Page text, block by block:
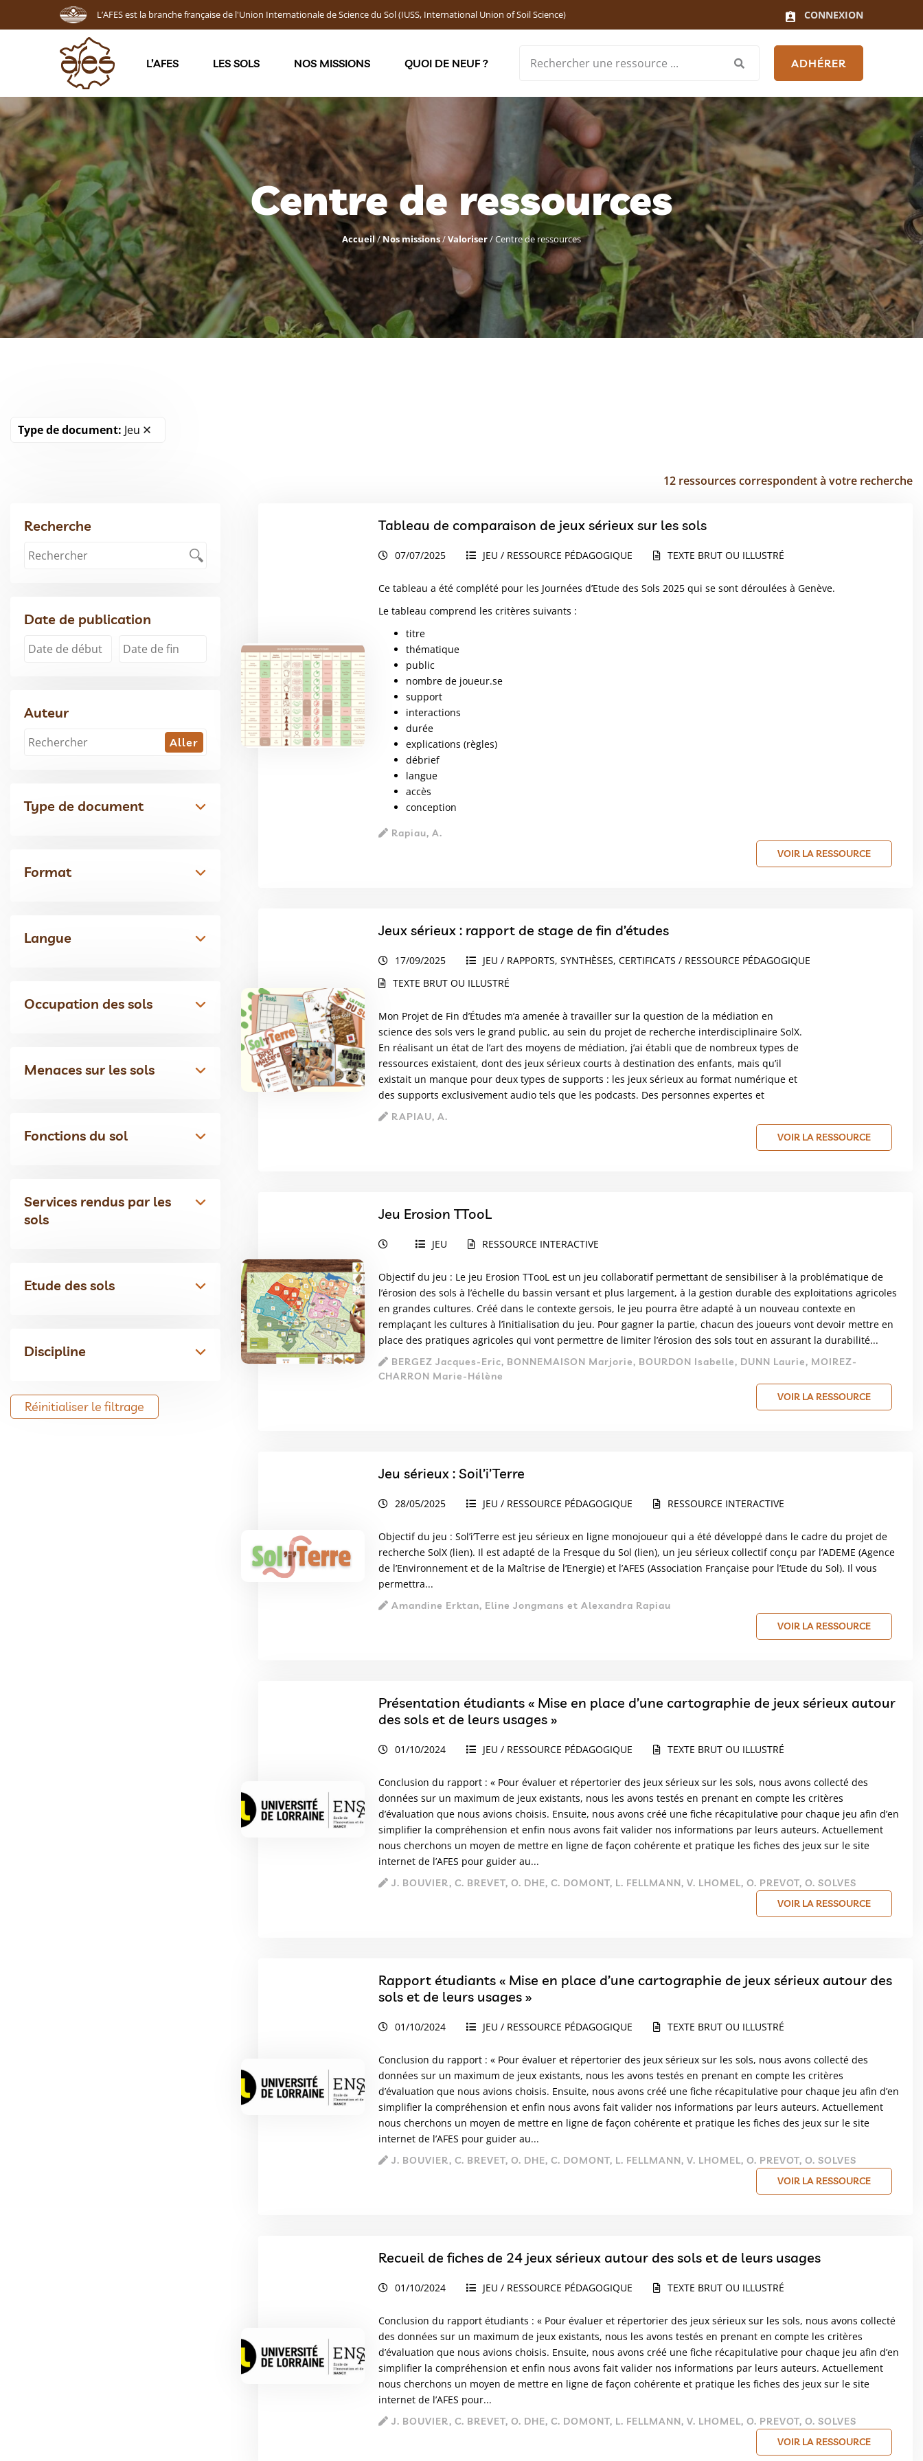
L’AFES est la branche française de l'Union Internationale de Science du Sol (IUSS, International Union of Soil Science) CONNEXION
L’AFES LES SOLS NOS MISSIONS QUOI DE NEUF ? ADHÉRER
Centre de ressources
Accueil/Nos missions/Valoriser/Centre de ressources
Type de document: Jeu
12 ressources correspondent à votre recherche
Recherche
Date de publication
Auteur
Type de document
Format
Langue
Occupation des sols
Menaces sur les sols
Fonctions du sol
Services rendus par les
sols
Etude des sols
Discipline
Réinitialiser le filtrage
Tableau de comparaison de jeux sérieux sur les sols
07/07/2025 JEU / RESSOURCE PÉDAGOGIQUE TEXTE BRUT OU ILLUSTRÉ
Ce tableau a été complété pour les Journées d’Etude des Sols 2025 qui se sont déroulées à Genève.
Le tableau comprend les critères suivants :
titre
thématique
public
nombre de joueur.se
support
interactions
durée
explications (règles)
débrief
langue
accès
conception
Rapiau, A.
VOIR LA RESSOURCE
Jeux sérieux : rapport de stage de fin d’études
17/09/2025
JEU / RAPPORTS, SYNTHÈSES, CERTIFICATS / RESSOURCE PÉDAGOGIQUE
TEXTE BRUT OU ILLUSTRÉ
Mon Projet de Fin d’Études m’a amenée à travailler sur la question de la médiation en
science des sols vers le grand public, au sein du projet de recherche interdisciplinaire SolX.
En réalisant un état de l’art des moyens de médiation, j’ai établi que de nombreux types de
ressources existaient, dont des jeux sérieux courts à destination des enfants, mais qu’il
existait un manque pour deux types de supports : les jeux sérieux au format numérique et
des supports exclusivement audio tels que les podcasts. Des personnes expertes et
RAPIAU, A.
VOIR LA RESSOURCE
Jeu Erosion TTooL
JEU RESSOURCE INTERACTIVE
Objectif du jeu : Le jeu Erosion TTooL est un jeu collaboratif permettant de sensibiliser à la problématique de
l’érosion des sols à l’échelle du bassin versant et plus largement, à la gestion durable des exploitations agricoles
en grandes cultures. Créé dans le contexte gersois, le jeu pourra être adapté à un nouveau contexte en
remplaçant les cultures à l’initialisation du jeu. Pour gagner la partie, chacun des joueurs vont devoir mettre en
place des pratiques agricoles qui vont permettre de limiter l’érosion des sols tout en assurant la durabilité...
BERGEZ Jacques-Eric, BONNEMAISON Marjorie, BOURDON Isabelle, DUNN Laurie, MOIREZ-
CHARRON Marie-Hélène
VOIR LA RESSOURCE
Jeu sérieux : Soil’i’Terre
28/05/2025 JEU / RESSOURCE PÉDAGOGIQUE RESSOURCE INTERACTIVE
Objectif du jeu : Sol’i’Terre est jeu sérieux en ligne monojoueur qui a été développé dans le cadre du projet de
recherche SolX (lien). Il est adapté de la Fresque du Sol (lien), un jeu sérieux collectif conçu par l’ADEME (Agence
de l’Environnement et de la Maîtrise de l’Energie) et l’AFES (Association Française pour l’Etude du Sol). Il vous
permettra...
Amandine Erktan, Eline Jongmans et Alexandra Rapiau
VOIR LA RESSOURCE
Présentation étudiants « Mise en place d’une cartographie de jeux sérieux autour
des sols et de leurs usages »
01/10/2024 JEU / RESSOURCE PÉDAGOGIQUE TEXTE BRUT OU ILLUSTRÉ
Conclusion du rapport : « Pour évaluer et répertorier des jeux sérieux sur les sols, nous avons collecté des
données sur un maximum de jeux existants, nous les avons testés en prenant en compte les critères
d’évaluation que nous avions choisis. Ensuite, nous avons créé une fiche récapitulative pour chaque jeu afin d’en
simplifier la compréhension et enfin nous avons fait valider nos informations par leurs auteurs. Actuellement
nous cherchons un moyen de mettre en ligne de façon cohérente et pratique les fiches des jeux sur le site
internet de l’AFES pour guider au...
J. BOUVIER, C. BREVET, O. DHE, C. DOMONT, L. FELLMANN, V. LHOMEL, O. PREVOT, O. SOLVES
VOIR LA RESSOURCE
Rapport étudiants « Mise en place d’une cartographie de jeux sérieux autour des
sols et de leurs usages »
01/10/2024 JEU / RESSOURCE PÉDAGOGIQUE TEXTE BRUT OU ILLUSTRÉ
Conclusion du rapport : « Pour évaluer et répertorier des jeux sérieux sur les sols, nous avons collecté des
données sur un maximum de jeux existants, nous les avons testés en prenant en compte les critères
d’évaluation que nous avions choisis. Ensuite, nous avons créé une fiche récapitulative pour chaque jeu afin d’en
simplifier la compréhension et enfin nous avons fait valider nos informations par leurs auteurs. Actuellement
nous cherchons un moyen de mettre en ligne de façon cohérente et pratique les fiches des jeux sur le site
internet de l’AFES pour guider au...
J. BOUVIER, C. BREVET, O. DHE, C. DOMONT, L. FELLMANN, V. LHOMEL, O. PREVOT, O. SOLVES
VOIR LA RESSOURCE
Recueil de fiches de 24 jeux sérieux autour des sols et de leurs usages
01/10/2024 JEU / RESSOURCE PÉDAGOGIQUE TEXTE BRUT OU ILLUSTRÉ
Conclusion du rapport étudiants : « Pour évaluer et répertorier des jeux sérieux sur les sols, nous avons collecté
des données sur un maximum de jeux existants, nous les avons testés en prenant en compte les critères
d’évaluation que nous avions choisis. Ensuite, nous avons créé une fiche récapitulative pour chaque jeu afin d’en
simplifier la compréhension et enfin nous avons fait valider nos informations par leurs auteurs. Actuellement
nous cherchons un moyen de mettre en ligne de façon cohérente et pratique les fiches des jeux sur le site
internet de l’AFES pour...
J. BOUVIER, C. BREVET, O. DHE, C. DOMONT, L. FELLMANN, V. LHOMEL, O. PREVOT, O. SOLVES
VOIR LA RESSOURCE